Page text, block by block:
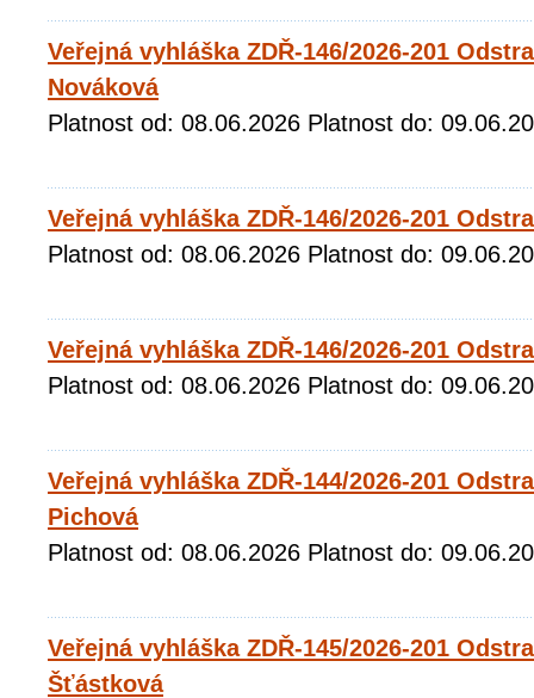
Veřejná vyhláška ZDŘ-146/2026-201
Nováková
Platnost od: 08.06.2026 Platnost do:
Veřejná vyhláška ZDŘ-146/2026-201
Platnost od: 08.06.2026 Platnost do:
Veřejná vyhláška ZDŘ-146/2026-201
Platnost od: 08.06.2026 Platnost do:
Veřejná vyhláška ZDŘ-144/2026-201
Pichová
Platnost od: 08.06.2026 Platnost do:
Veřejná vyhláška ZDŘ-145/2026-201
Šťástková